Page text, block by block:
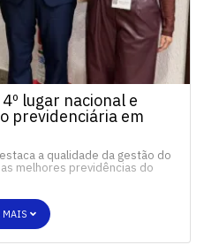
lugar nacional e
previdenciária em
a qualidade da gestão do
melhores previdências do
MAIS